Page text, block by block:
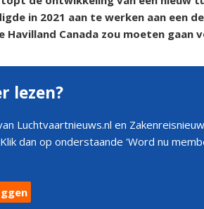
in 2021 aan te werken aan een
Havilland Canada zou moeten gaan
lezen?
Luchtvaartnieuws.nl en
dan op onderstaande 'Word nu